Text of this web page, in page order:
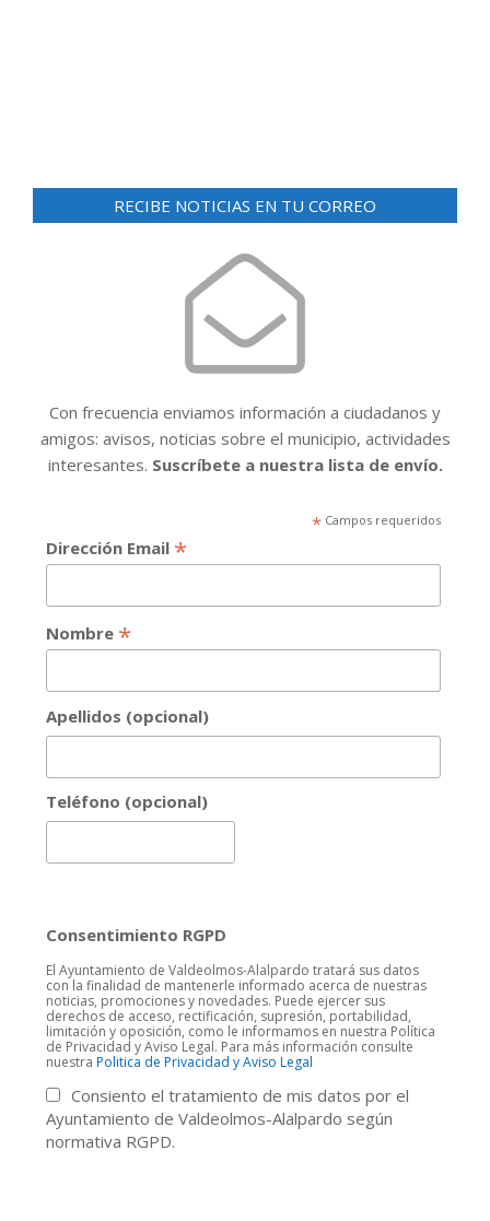
t
o
RECIBE NOTICIAS EN TU CORREO
Con frecuencia enviamos información a ciudadanos y
amigos: avisos, noticias sobre el municipio, actividades
interesantes. Suscríbete a nuestra lista de envío.
*Campos requeridos
Dirección Email *
Nombre *
Apellidos (opcional)
Teléfono (opcional)
Consentimiento RGPD
El Ayuntamiento de Valdeolmos-Alalpardo tratará sus datos
con la finalidad de mantenerle informado acerca de nuestras
noticias, promociones y novedades. Puede ejercer sus
derechos de acceso, rectificación, supresión, portabilidad,
limitación y oposición, como le informamos en nuestra Política
de Privacidad y Aviso Legal. Para más información consulte
nuestra Politica de Privacidad y Aviso Legal
Consiento el tratamiento de mis datos por el
Ayuntamiento de Valdeolmos-Alalpardo según
normativa RGPD.